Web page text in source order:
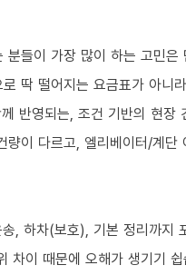
들이 가장 많이 하는 고민
딱 떨어지는 요금표가 아니라
께 반영되는, 조건 기반의 현장
량이 다르고, 엘리베이터/계
, 하차(보호), 기본 정리까지
차이 때문에 오해가 생기기 쉽